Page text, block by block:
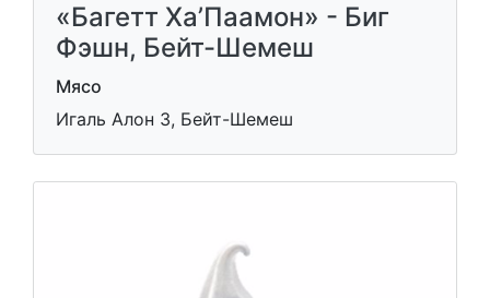
«Багетт Ха’Паамон» - Биг
Фэшн, Бейт-Шемеш
Мясо
Игаль Алон 3, Бейт-Шемеш